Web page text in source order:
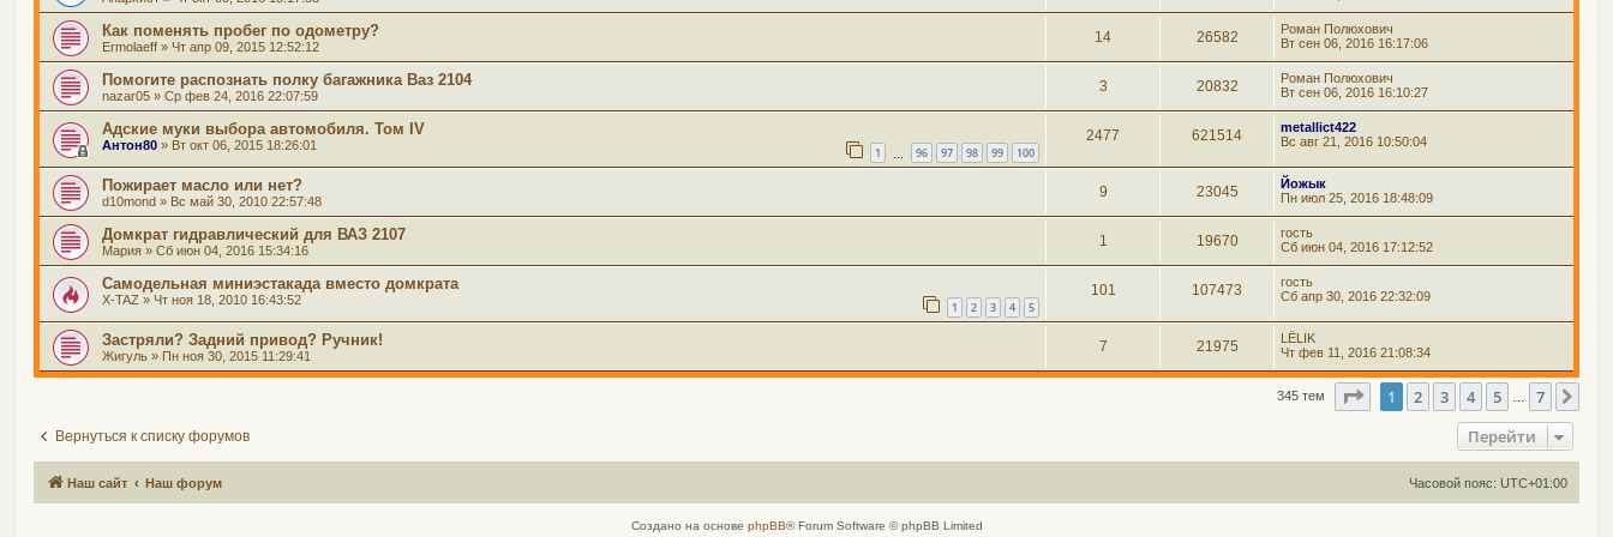
Как поменять пробег по одометру?
Ermolaeff » Чт апр 09, 2015 12:52:12
14 26582
Роман Полюхович
Вт сен 06, 2016 16:17:06
Помогите распознать полку багажника Ваз 2104
nazar05 » Ср фев 24, 2016 22:07:59
3 20832
Роман Полюхович
Вт сен 06, 2016 16:10:27
Адские муки выбора автомобиля. Том IV
Антон80 » Вт окт 06, 2015 18:26:01 1 96 97 98 99 100
2477 621514
metallict422
Вс авг 21, 2016 10:50:04
Пожирает масло или нет?
d10mond » Вс май 30, 2010 22:57:48
9 23045
Йожык
Пн июл 25, 2016 18:48:09
Домкрат гидравлический для ВАЗ 2107
Мария » Сб июн 04, 2016 15:34:16
1 19670
гость
Сб июн 04, 2016 17:12:52
Самодельная миниэстакада вместо домкрата
X-TAZ » Чт ноя 18, 2010 16:43:52 1 2 3 4 5
101 107473
гость
Сб апр 30, 2016 22:32:09
Застряли? Задний привод? Ручник!
Жигуль » Пн ноя 30, 2015 11:29:41
7 21975
LЁLIK
Чт фев 11, 2016 21:08:34
345 тем Страница1 из
1 2 3 4 5 7
Вернуться к списку форумов Перейти
Наш сайт Наш форум Часовой пояс: UTC+01:00
Создано на основе phpBB® Forum Software © phpBB Limited